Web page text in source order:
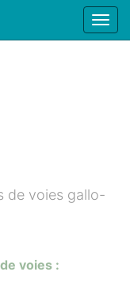
de voies gallo-
voies :